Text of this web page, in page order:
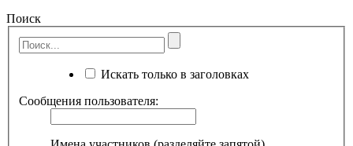
Поиск
Искать только в заголовках
Сообщения пользователя: